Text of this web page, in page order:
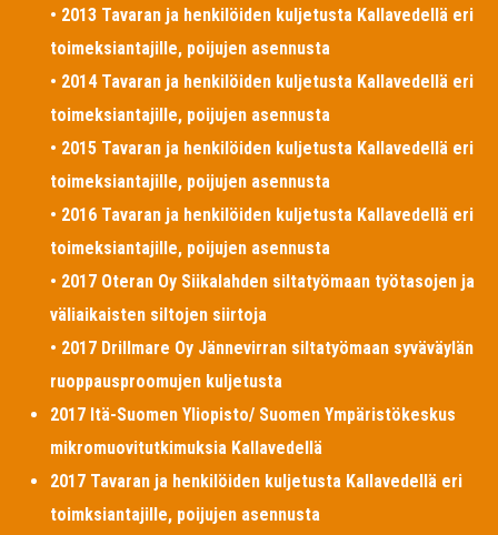
• 2013 Tavaran ja henkilöiden kuljetusta Kallavedellä eri
toimeksiantajille, poijujen asennusta
• 2014 Tavaran ja henkilöiden kuljetusta Kallavedellä eri
toimeksiantajille, poijujen asennusta
• 2015 Tavaran ja henkilöiden kuljetusta Kallavedellä eri
toimeksiantajille, poijujen asennusta
• 2016 Tavaran ja henkilöiden kuljetusta Kallavedellä eri
toimeksiantajille, poijujen asennusta
• 2017 Oteran Oy Siikalahden siltatyömaan työtasojen ja
väliaikaisten siltojen siirtoja
• 2017 Drillmare Oy Jännevirran siltatyömaan syväväylän
ruoppausproomujen kuljetusta
2017 Itä-Suomen Yliopisto/ Suomen Ympäristökeskus
mikromuovitutkimuksia Kallavedellä
2017 Tavaran ja henkilöiden kuljetusta Kallavedellä eri
toimksiantajille, poijujen asennusta